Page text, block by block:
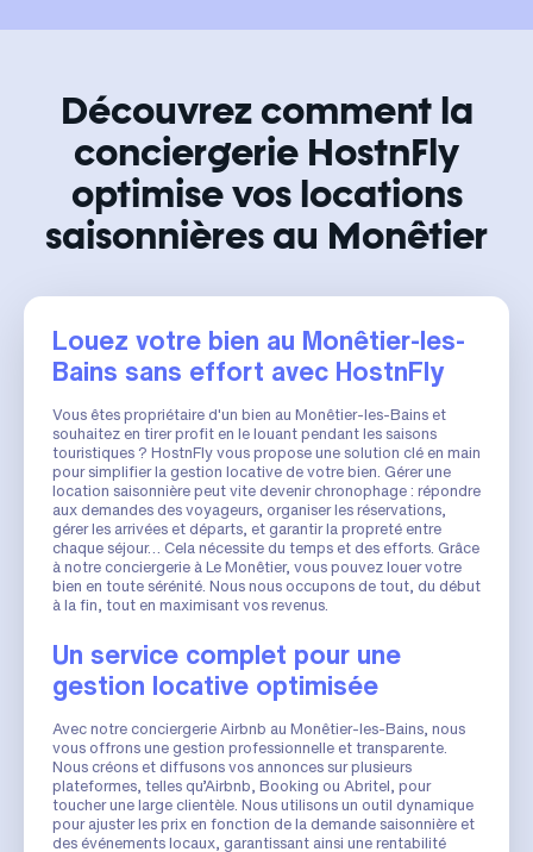
Découvrez comment la
conciergerie HostnFly
optimise vos locations
saisonnières au Monêtier
Louez votre bien au Monêtier-les-
Bains sans effort avec HostnFly
Vous êtes propriétaire d'un bien au Monêtier-les-Bains et
souhaitez en tirer profit en le louant pendant les saisons
touristiques ? HostnFly vous propose une solution clé en main
pour simplifier la gestion locative de votre bien. Gérer une
location saisonnière peut vite devenir chronophage : répondre
aux demandes des voyageurs, organiser les réservations,
gérer les arrivées et départs, et garantir la propreté entre
chaque séjour… Cela nécessite du temps et des efforts. Grâce
à notre conciergerie à Le Monêtier, vous pouvez louer votre
bien en toute sérénité. Nous nous occupons de tout, du début
à la fin, tout en maximisant vos revenus.
Un service complet pour une
gestion locative optimisée
Avec notre conciergerie Airbnb au Monêtier-les-Bains, nous
vous offrons une gestion professionnelle et transparente.
Nous créons et diffusons vos annonces sur plusieurs
plateformes, telles qu’Airbnb, Booking ou Abritel, pour
toucher une large clientèle. Nous utilisons un outil dynamique
pour ajuster les prix en fonction de la demande saisonnière et
des événements locaux, garantissant ainsi une rentabilité